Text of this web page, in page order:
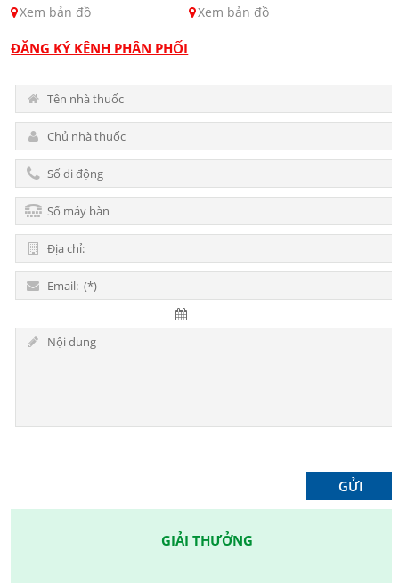
Xem bản đồ
Xem bản đồ
ĐĂNG KÝ KÊNH PHÂN PHỐI
GIẢI THƯỞNG